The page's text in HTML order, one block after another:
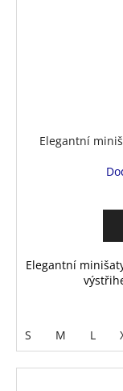
Elegantní
Elegantní
S M L